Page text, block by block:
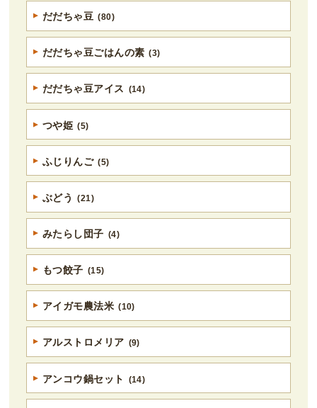
だだちゃ豆 (80)
だだちゃ豆ごはんの素 (3)
だだちゃ豆アイス (14)
つや姫 (5)
ふじりんご (5)
ぶどう (21)
みたらし団子 (4)
もつ餃子 (15)
アイガモ農法米 (10)
アルストロメリア (9)
アンコウ鍋セット (14)